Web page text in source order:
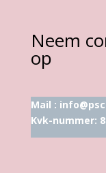
Neem
op
Mail :
Kvk-nummer: